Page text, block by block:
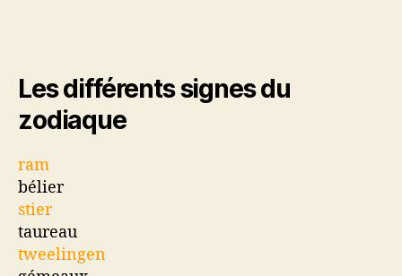
Les différents signes du
zodiaque
ram
bélier
stier
taureau
tweelingen